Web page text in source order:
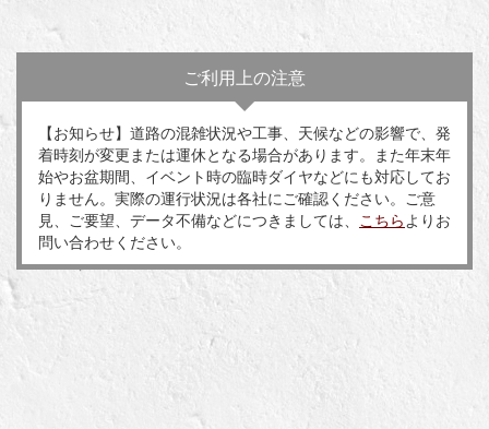
ご利用上の注意
【お知らせ】道路の混雑状況や工事、天候などの影響で、発
着時刻が変更または運休となる場合があります。また年末年
始やお盆期間、イベント時の臨時ダイヤなどにも対応してお
りません。実際の運行状況は各社にご確認ください。ご意
見、ご要望、データ不備などにつきましては、
こちら よりお
問い合わせください。